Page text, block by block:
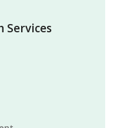
Services